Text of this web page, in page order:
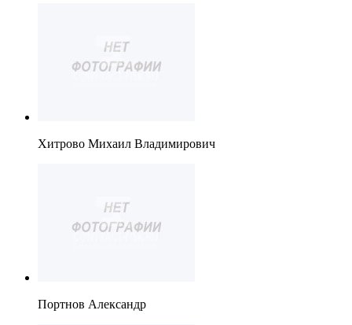
Хитрово Михаил Владимирович
Портнов Александр